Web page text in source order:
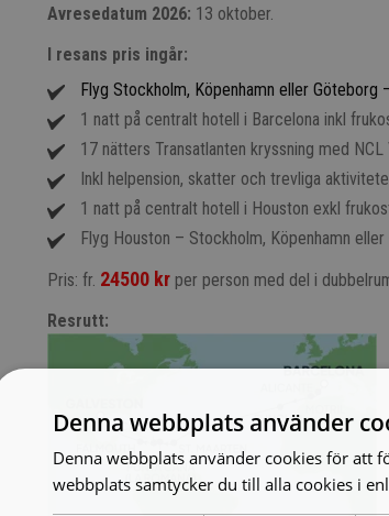
Avresedatum 2026: 13 oktober.
I resans pris ingår:
Flyg Stockholm, Köpenhamn eller Göteborg
1 natt på centralt hotell i Barcelona inkl
17 nätters Transatlanten kryssning med NCL
Inkl helpension, skatter och trevliga
1 natt på centralt hotell i Houston exkl
Flyg Houston – Stockholm, Köpenhamn
Pris: fr. 24500 kr per person med del i
Resrutt:
Denna webbplats använder
Denna webbplats använder cookies för att
webbplats samtycker du till alla cookies i